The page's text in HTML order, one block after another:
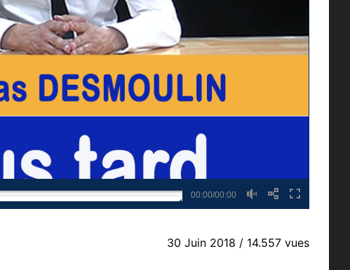
00:00/00:00
30 Juin 2018 / 14.557 vues